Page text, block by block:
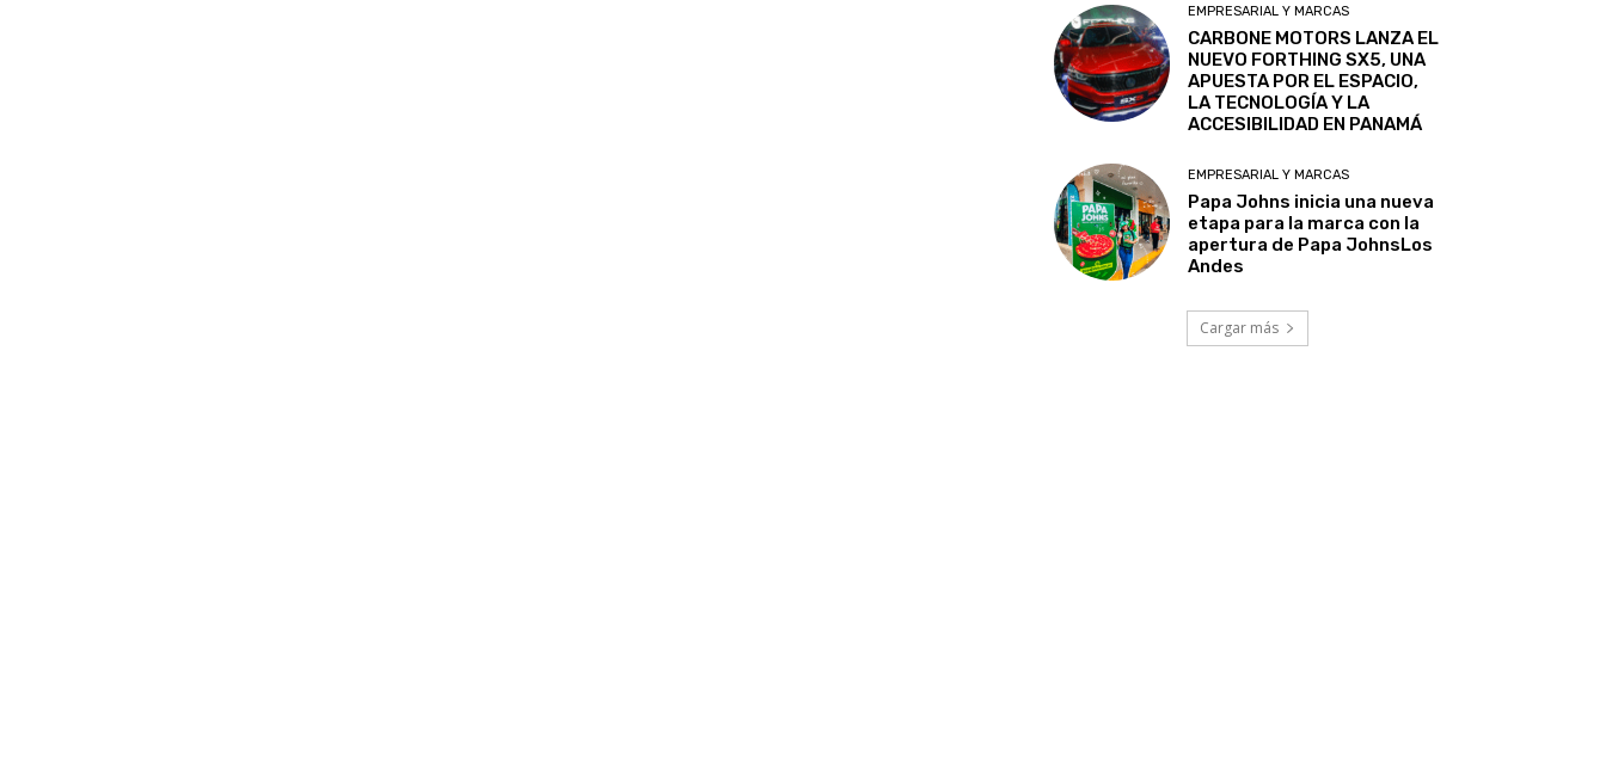
EMPRESARIAL Y MARCAS
CARBONE MOTORS LANZA EL
NUEVO FORTHING SX5, UNA
APUESTA POR EL ESPACIO,
LA TECNOLOGÍA Y LA
ACCESIBILIDAD EN PANAMÁ
EMPRESARIAL Y MARCAS
Papa Johns inicia una nueva
etapa para la marca con la
apertura de Papa JohnsLos
Andes
Cargar más